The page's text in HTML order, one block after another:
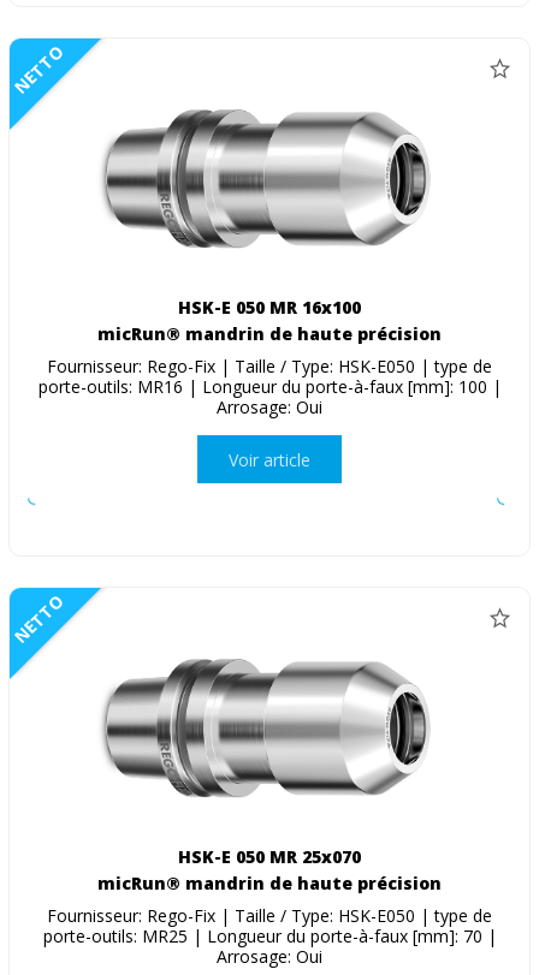
NETTO
HSK-E 050 MR 16x100
micRun® mandrin de haute précision
Fournisseur: Rego-Fix | Taille / Type: HSK-E050 | type de
porte-outils: MR16 | Longueur du porte-à-faux [mm]: 100 |
Arrosage: Oui
Voir article
NETTO
HSK-E 050 MR 25x070
micRun® mandrin de haute précision
Fournisseur: Rego-Fix | Taille / Type: HSK-E050 | type de
porte-outils: MR25 | Longueur du porte-à-faux [mm]: 70 |
Arrosage: Oui